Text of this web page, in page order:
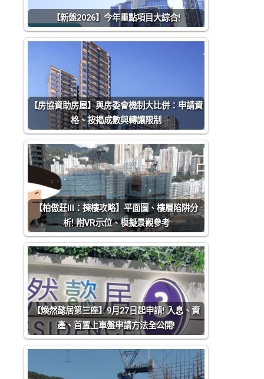
【新盤2026】今年重點項目大綜合!
【房協資助房屋】與房委會機制大比併：申請資
格、按揭成數與轉讓限制
【柏傲莊III：揀樓攻略】平面圖、樓層陷阱分
析! 附VR示位、模擬景觀參考
【煥然懿居第三座】9月27日起申請! 入息、資
產、首置上車盤申請方法全公開!